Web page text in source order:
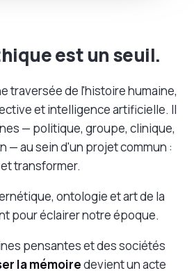
est un seuil.
traversée de l'histoire humaine,
et intelligence artificielle. Il
— politique, groupe, clinique,
— au sein d'un projet commun :
transformer.
ontologie et art de la
pour éclairer notre époque.
pensantes et des sociétés
la mémoiredevient un acte